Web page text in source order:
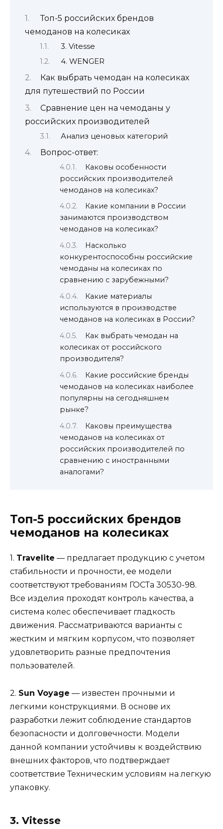
Топ-5 российских брендов
чемоданов на колесиках
3. Vitesse
4. WENGER
Как выбрать чемодан на колесиках
для путешествий по России
Сравнение цен на чемоданы у
российских производителей
Анализ ценовых категорий
Вопрос-ответ:
Каковы особенности
российских производителей
чемоданов на колесиках?
Какие компании в России
занимаются производством
чемоданов на колесиках?
Насколько
конкурентоспособны российские
чемоданы на колесиках по
сравнению с зарубежными?
Какие материалы
используются в производстве
чемоданов на колесиках в России?
Как выбрать чемодан на
колесиках от российского
производителя?
Какие российские бренды
чемоданов на колесиках наиболее
популярны на сегодняшнем
рынке?
Каковы преимущества
чемоданов на колесиках от
российских производителей по
сравнению с иностранными
аналогами?
Топ-5 российских брендов
чемоданов на колесиках
1. Travelite — предлагает продукцию с учетом
стабильности и прочности, ее модели
соответствуют требованиям ГОСТа 30530-98.
Все изделия проходят контроль качества, а
система колес обеспечивает гладкость
движения. Рассматриваются варианты с
жестким и мягким корпусом, что позволяет
удовлетворить разные предпочтения
пользователей.
2. Sun Voyage — известен прочными и
легкими конструкциями. В основе их
разработки лежит соблюдение стандартов
безопасности и долговечности. Модели
данной компании устойчивы к воздействию
внешних факторов, что подтверждает
соответствие Техническим условиям на легкую
упаковку.
3. Vitesse